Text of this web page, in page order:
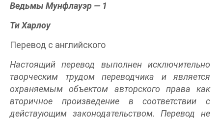
Ведьмы Мунфлауэр — 1
Ти Харлоу
Перевод с английского
Настоящий перевод выполнен исключительно
творческим трудом переводчика и является
охраняемым объектом авторского права как
вторичное произведение в соответствии с
действующим законодательством. Перевод не